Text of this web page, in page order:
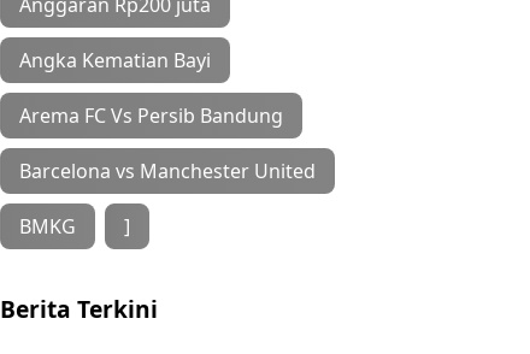
Anggaran Rp200 juta
Angka Kematian Bayi
Arema FC Vs Persib Bandung
Barcelona vs Manchester United
BMKG ]
Berita Terkini